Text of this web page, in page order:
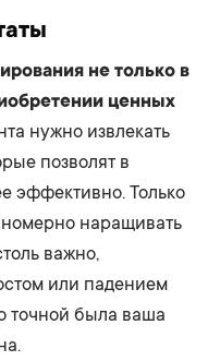
не только в
ценных
нужно извлекать
позволят в
эффективно. Только
наращивать
важно,
или падением
точной была ваша